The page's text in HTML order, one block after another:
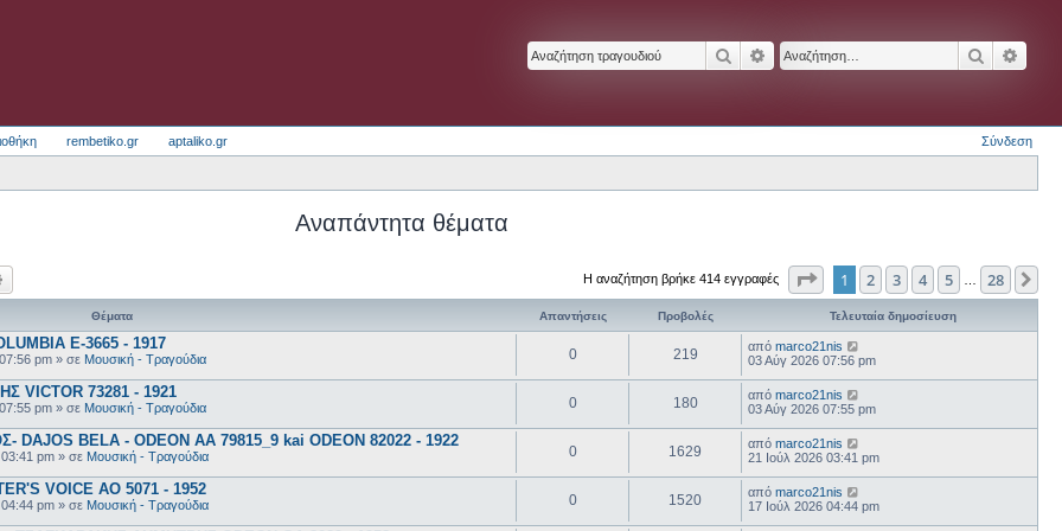
ΑναζήτησηΕιδική αναζήτηση
rembetiko.gr aptaliko.gr Σύνδεση
Αναπάντητα θέματα
Η αναζήτηση βρήκε 414 εγγραφές Σελίδα1 από 28
1 2 3 4 5 28
Θέματα Απαντήσεις Προβολές Τελευταία δημοσίευση
E-3665 - 1917
pm » σε Μουσική - Τραγούδια 0 219 από marco21nis
03 Αύγ 2026 07:56 pm
VICTOR 73281 - 1921
pm » σε Μουσική - Τραγούδια 0 180 από marco21nis
03 Αύγ 2026 07:55 pm
BELA - ODEON AA 79815_9 kai ODEON 82022 - 1922
pm » σε Μουσική - Τραγούδια 0 1629 από marco21nis
21 Ιούλ 2026 03:41 pm
VOICE AO 5071 - 1952
04:44 pm » σε Μουσική - Τραγούδια 0 1520 από marco21nis
17 Ιούλ 2026 04:44 pm